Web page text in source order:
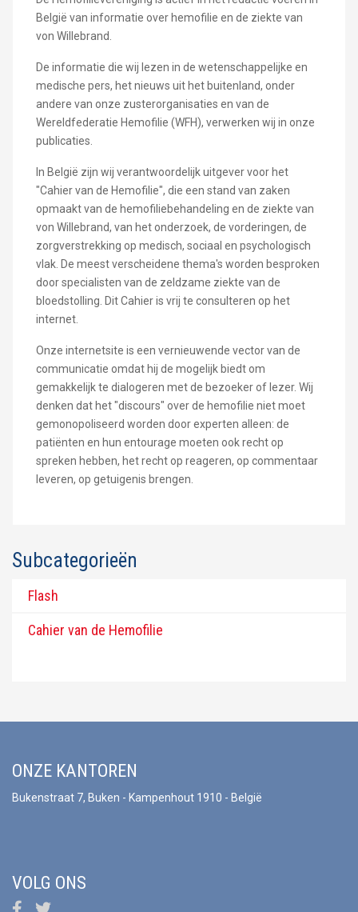
België van informatie over hemofilie en de ziekte van
von Willebrand.
De informatie die wij lezen in de wetenschappelijke en
medische pers, het nieuws uit het buitenland, onder
andere van onze zusterorganisaties en van de
Wereldfederatie Hemofilie (WFH), verwerken wij in onze
publicaties.
In België zijn wij verantwoordelijk uitgever voor het
"Cahier van de Hemofilie", die een stand van zaken
opmaakt van de hemofiliebehandeling en de ziekte van
von Willebrand, van het onderzoek, de vorderingen, de
zorgverstrekking op medisch, sociaal en psychologisch
vlak. De meest verscheidene thema's worden besproken
door specialisten van de zeldzame ziekte van de
bloedstolling. Dit Cahier is vrij te consulteren op het
internet.
Onze internetsite is een vernieuwende vector van de
communicatie omdat hij de mogelijk biedt om
gemakkelijk te dialogeren met de bezoeker of lezer. Wij
denken dat het "discours" over de hemofilie niet moet
gemonopoliseerd worden door experten alleen: de
patiënten en hun entourage moeten ook recht op
spreken hebben, het recht op reageren, op commentaar
leveren, op getuigenis brengen.
Subcategorieën
Flash
Cahier van de Hemofilie
ONZE KANTOREN
Bukenstraat 7, Buken - Kampenhout 1910 - België
VOLG ONS